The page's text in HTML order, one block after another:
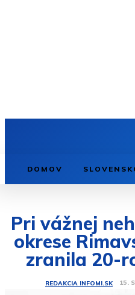
DOMOV
Pri vážnej
okrese
zranila 20-
REDAKCIA INFOMI.SK 15.